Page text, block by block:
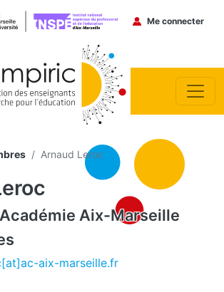
Menu du
Me connecter
Arnaud Leroc
Académie Aix-Marseille
aix-marseille.fr